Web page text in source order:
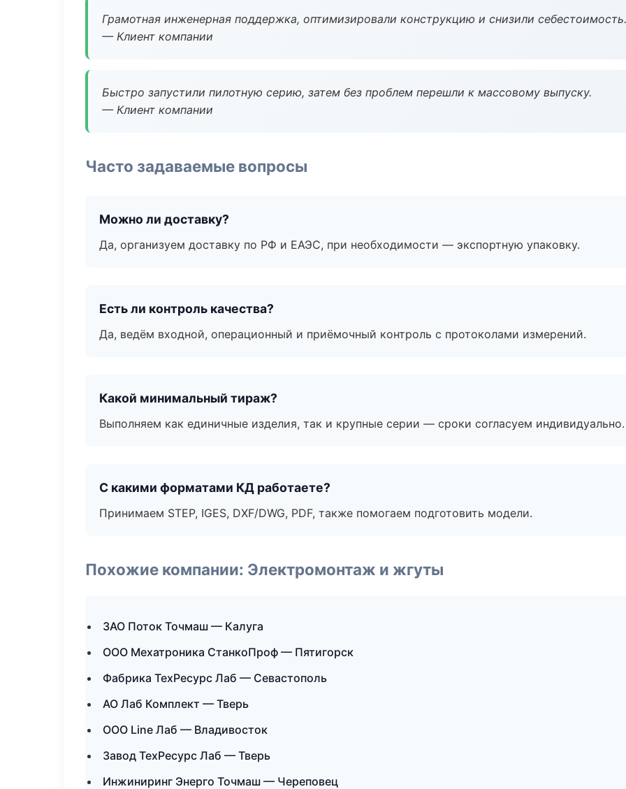
Грамотная инженерная поддержка, оптимизировали конструкцию и снизили себестоимость.
— Клиент компании
Быстро запустили пилотную серию, затем без проблем перешли к массовому выпуску.
— Клиент компании
Часто задаваемые вопросы
Можно ли доставку?
Да, организуем доставку по РФ и ЕАЭС, при необходимости — экспортную упаковку.
Есть ли контроль качества?
Да, ведём входной, операционный и приёмочный контроль с протоколами измерений.
Какой минимальный тираж?
Выполняем как единичные изделия, так и крупные серии — сроки согласуем индивидуально.
С какими форматами КД работаете?
Принимаем STEP, IGES, DXF/DWG, PDF, также помогаем подготовить модели.
Похожие компании: Электромонтаж и жгуты
ЗАО Поток Точмаш — Калуга
ООО Мехатроника СтанкоПроф — Пятигорск
Фабрика ТехРесурс Лаб — Севастополь
АО Лаб Комплект — Тверь
ООО Line Лаб — Владивосток
Завод ТехРесурс Лаб — Тверь
Инжиниринг Энерго Точмаш — Череповец